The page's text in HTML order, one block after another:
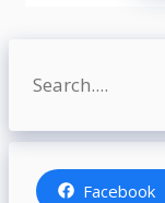
Search
Facebook